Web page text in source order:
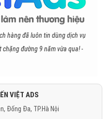
hàng đã luôn tin dùng dịch vụ
đường 9 năm vừa qua! -
VIỆT ADS
Đống Đa, TP.Hà Nội